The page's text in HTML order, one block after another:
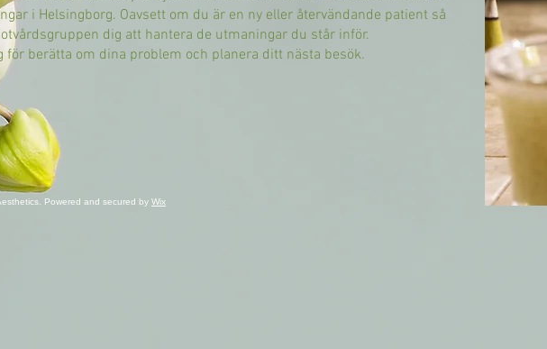
i Helsingborg. Oavsett om du är en ny eller återvändande patient så
dig att hantera de utmaningar du står inför.
för berätta om dina problem och planera ditt nästa besök.
Powered and secured by Wix